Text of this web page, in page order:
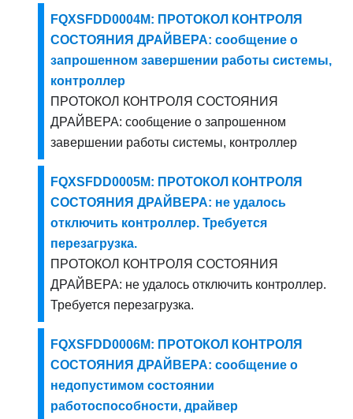
FQXSFDD0004M: ПРОТОКОЛ КОНТРОЛЯ
СОСТОЯНИЯ ДРАЙВЕРА: сообщение о
запрошенном завершении работы системы,
контроллер
ПРОТОКОЛ КОНТРОЛЯ СОСТОЯНИЯ
ДРАЙВЕРА: сообщение о запрошенном
завершении работы системы, контроллер
FQXSFDD0005M: ПРОТОКОЛ КОНТРОЛЯ
СОСТОЯНИЯ ДРАЙВЕРА: не удалось
отключить контроллер. Требуется
перезагрузка.
ПРОТОКОЛ КОНТРОЛЯ СОСТОЯНИЯ
ДРАЙВЕРА: не удалось отключить контроллер.
Требуется перезагрузка.
FQXSFDD0006M: ПРОТОКОЛ КОНТРОЛЯ
СОСТОЯНИЯ ДРАЙВЕРА: сообщение о
недопустимом состоянии
работоспособности, драйвер